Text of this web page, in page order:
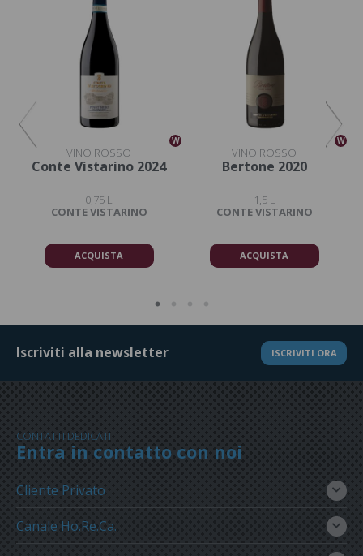
W
VINO ROSSO
Conte Vistarino 2024
0,75 L
CONTE VISTARINO
ACQUISTA
W
VINO ROSSO
Bertone 2020
1,5 L
CONTE VISTARINO
ACQUISTA
Iscriviti alla newsletter ISCRIVITI ORA
CONTATTI DEDICATI
Entra in contatto con noi
Cliente Privato
Canale Ho.Re.Ca.